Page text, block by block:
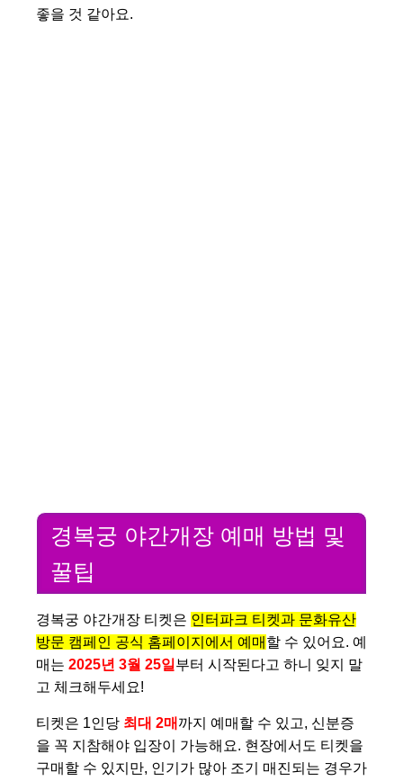
좋을 것 같아요.
경복궁 야간개장 예매 방법 및
꿀팁
경복궁 야간개장 티켓은 인터파크 티켓과 문화유산
방문 캠페인 공식 홈페이지에서 예매 할 수 있어요. 예
매는 2025년 3월 25일 부터 시작된다고 하니 잊지 말
고 체크해두세요!
티켓은 1인당 최대 2매 까지 예매할 수 있고, 신분증
을 꼭 지참해야 입장이 가능해요. 현장에서도 티켓을
구매할 수 있지만, 인기가 많아 조기 매진되는 경우가